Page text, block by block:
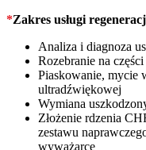
*Zakres usługi
Analiza i diagnoza
Rozebranie na części
Piaskowanie, mycie
ultradźwiękowej
Wymiana
Złożenie rdzenia
zestawu
wyważarce